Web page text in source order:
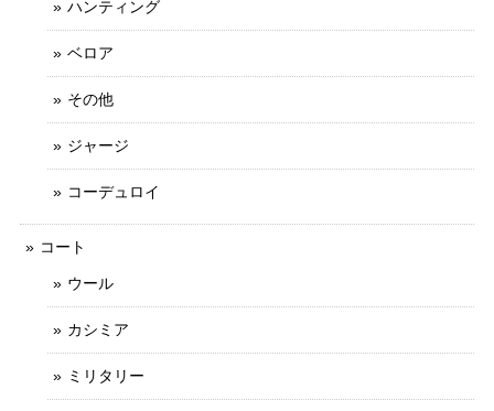
ハンティング
ベロア
その他
ジャージ
コーデュロイ
コート
ウール
カシミア
ミリタリー